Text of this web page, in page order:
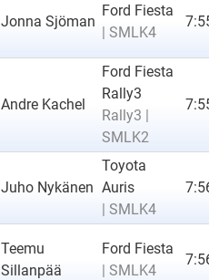
Jonna Sjöman
Ford Fiesta
| SMLK4
Andre Kachel
Ford Fiesta
Rally3
Rally3 |
SMLK2
Juho Nykänen
Toyota
Auris
| SMLK4
Teemu
Sillanpää
Ford Fiesta
| SMLK4